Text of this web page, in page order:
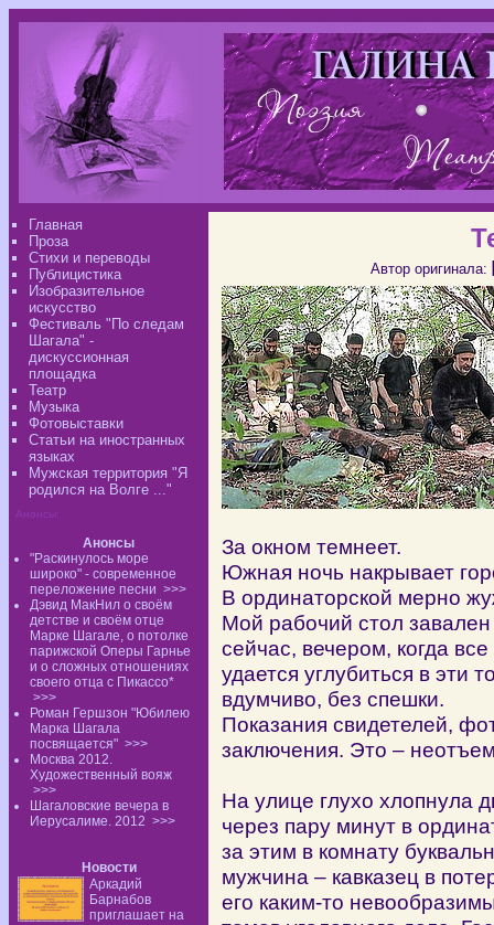
Главная
Проза
Стихи и переводы
Публицистика
Изобразительное
искусство
Фестиваль "По следам
Шагала" -
дискуссионная
площадка
Театр
Музыка
Фотовыставки
Статьи на иностранных
языках
Мужская территория "Я
родился на Волге ..."
Анонсы:
Анонсы
"Раскинулось море
широко" - современное
переложение песни >>>
Дэвид МакНил о своём
детстве и своём отце
Марке Шагале, о потолке
парижской Оперы Гарнье
и о сложных отношениях
своего отца с Пикассо*
>>>
Роман Гершзон "Юбилею
Марка Шагала
посвящается" >>>
Москва 2012.
Художественный вояж
>>>
Шагаловские вечера в
Иерусалиме. 2012 >>>
Новости
Аркадий
Барнабов
приглашает на
Автор оригинала:
За окном темнеет.
Южная ночь накрывает
В ординаторской мерно
Мой рабочий стол
сейчас, вечером, когда
удается углубиться в эти
вдумчиво, без спешки.
Показания свидетелей,
заключения. Это –
На улице глухо хлопнула
через пару минут в
за этим в комнату
мужчина – кавказец в
его каким-то